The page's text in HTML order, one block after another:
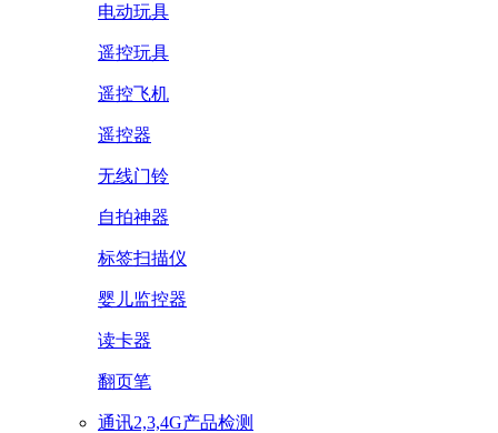
电动玩具
遥控玩具
遥控飞机
遥控器
无线门铃
自拍神器
标签扫描仪
婴儿监控器
读卡器
翻页笔
通讯2,3,4G产品检测